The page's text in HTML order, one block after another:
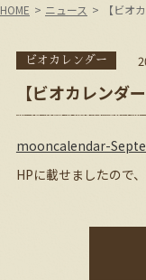
HOME ニュース 【ビオ
ビオカレンダー
【ビオカレンダ
mooncalendar-
HPに載せましたので